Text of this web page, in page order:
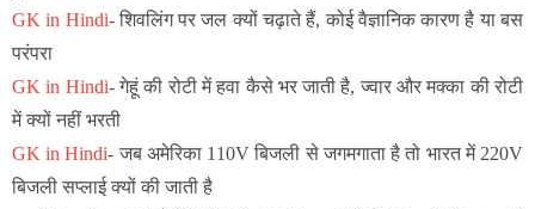
GK in Hindi- शिवलिंग पर जल क्यों चढ़ाते हैं, कोई वैज्ञानिक कारण है या बस
परंपरा
GK in Hindi- गेहूं की रोटी में हवा कैसे भर जाती है, ज्वार और मक्का की रोटी
में क्यों नहीं भरती
GK in Hindi- जब अमेरिका 110V बिजली से जगमगाता है तो भारत में 220V
बिजली सप्लाई क्यों की जाती है